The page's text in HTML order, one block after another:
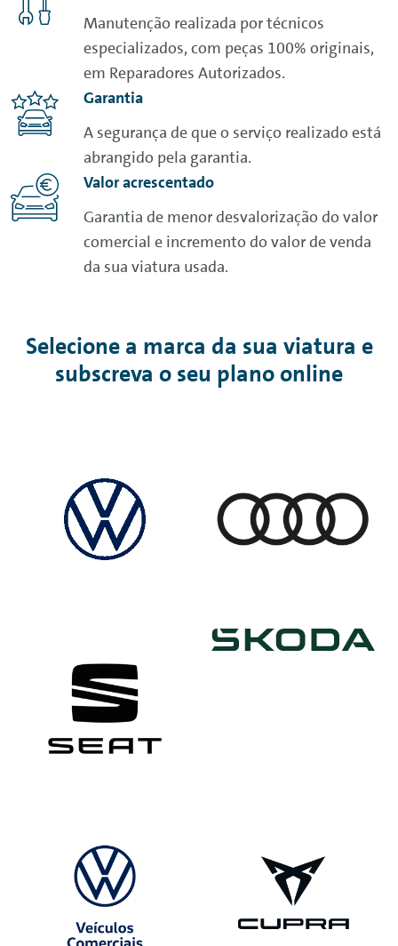
Manutenção realizada por técnicos
especializados, com peças 100% originais,
em Reparadores Autorizados.
Garantia
A segurança de que o serviço realizado está
abrangido pela garantia.
Valor acrescentado
Garantia de menor desvalorização do valor
comercial e incremento do valor de venda
da sua viatura usada.
Selecione a marca da sua viatura e
subscreva o seu planoonline